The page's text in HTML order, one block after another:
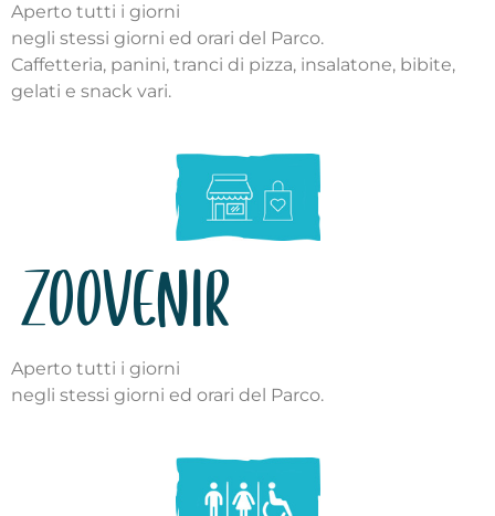
Aperto tutti i giorni
negli stessi giorni ed orari del Parco.
Caffetteria, panini, tranci di pizza, insalatone, bibite,
gelati e snack vari.
ZOOVENIR
Aperto tutti i giorni
negli stessi giorni ed orari del Parco.